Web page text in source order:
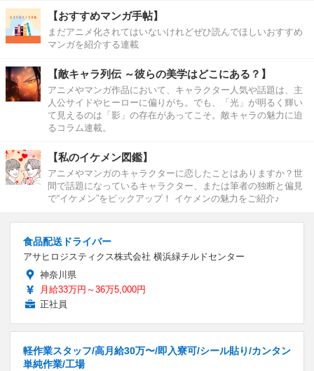
【おすすめマンガ手帖】
まだアニメ化されてはいないけれどぜひ読んでほしいおすすめ
マンガを紹介する連載
【敵キャラ列伝 ～彼らの美学はどこにある？】
アニメやマンガ作品において、キャラクター人気や話題は、主
人公サイドやヒーローに偏りがち。でも、「光」が明るく輝い
て見えるのは「影」の存在があってこそ。敵キャラの魅力に迫
るコラム連載。
【私のイケメン図鑑】
アニメやマンガのキャラクターに恋したことはありますか？世
間で話題になっているキャラクター、または筆者の独断と偏見
で“イケメン”をピックアップ！ イケメンの魅力をご紹介♪
食品配送ドライバー
アサヒロジスティクス株式会社 横浜緑チルドセンター
神奈川県
月給33万円～36万5,000円
正社員
軽作業スタッフ/高月給30万〜/即入寮可/シール貼り/カンタン
単純作業/工場